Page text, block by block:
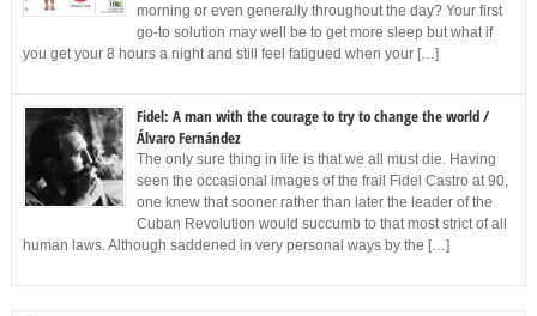
morning or even generally throughout the day? Your first
go-to solution may well be to get more sleep but what if
you get your 8 hours a night and still feel fatigued when your […]
Fidel: A man with the courage to try to change the world /
Álvaro Fernández
The only sure thing in life is that we all must die. Having
seen the occasional images of the frail Fidel Castro at 90,
one knew that sooner rather than later the leader of the
Cuban Revolution would succumb to that most strict of all
human laws. Although saddened in very personal ways by the […]